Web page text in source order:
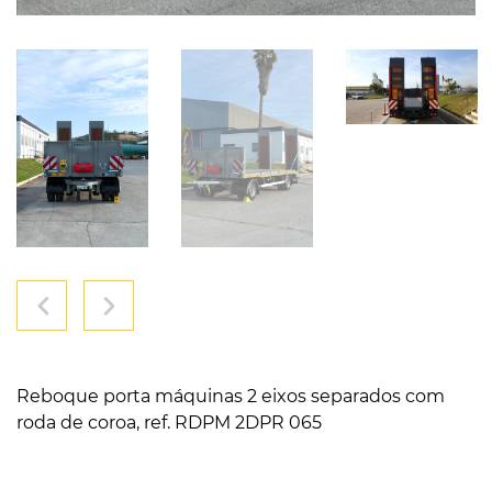
Reboque porta máquinas 2 eixos separados com
roda de coroa, ref. RDPM 2DPR 065